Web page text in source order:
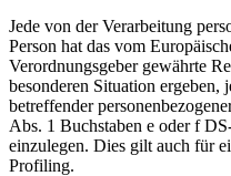
Jede von der Verarbeitung
Person hat das vom
Verordnungsgeber gewährte
besonderen Situation ergeben,
betreffender
Abs. 1 Buchstaben e oder f
einzulegen. Dies gilt auch für
Profiling.